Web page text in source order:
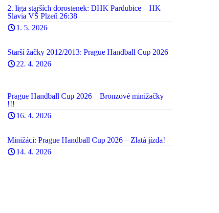
2. liga starších dorostenek: DHK Pardubice – HK
Slavia VŠ Plzeň 26:38
1. 5. 2026
Starší žačky 2012/2013: Prague Handball Cup 2026
22. 4. 2026
Prague Handball Cup 2026 – Bronzové minižačky
!!!
16. 4. 2026
Minižáci: Prague Handball Cup 2026 – Zlatá jízda!
14. 4. 2026